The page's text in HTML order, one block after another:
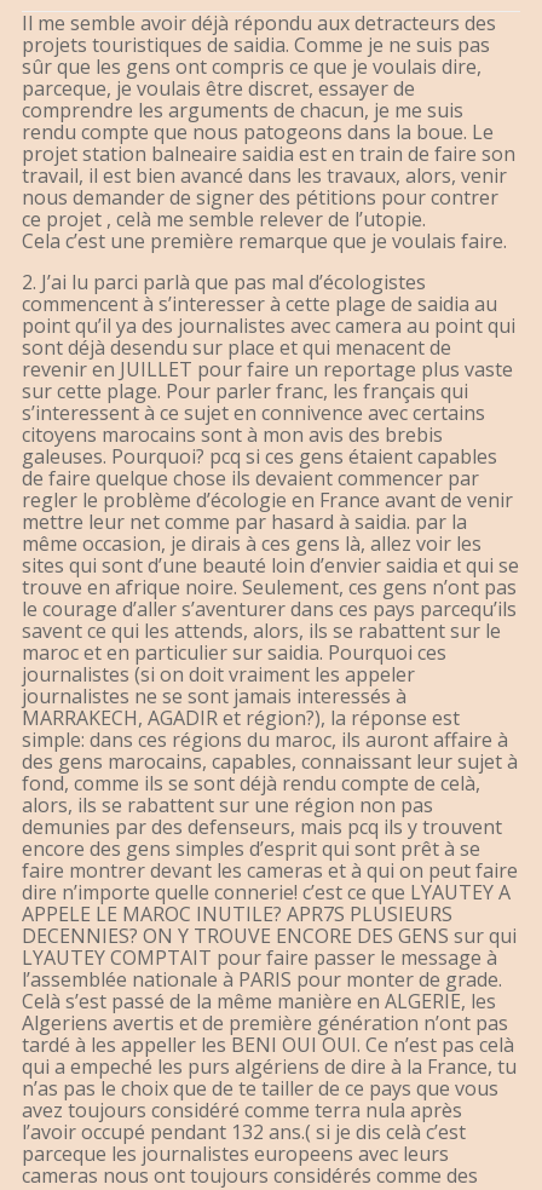
Il me semble avoir déjà répondu aux detracteurs des
projets touristiques de saidia. Comme je ne suis pas
sûr que les gens ont compris ce que je voulais dire,
parceque, je voulais être discret, essayer de
comprendre les arguments de chacun, je me suis
rendu compte que nous patogeons dans la boue. Le
projet station balneaire saidia est en train de faire son
travail, il est bien avancé dans les travaux, alors, venir
nous demander de signer des pétitions pour contrer
ce projet , celà me semble relever de l’utopie.
Cela c’est une première remarque que je voulais faire.
2. J’ai lu parci parlà que pas mal d’écologistes
commencent à s’interesser à cette plage de saidia au
point qu’il ya des journalistes avec camera au point qui
sont déjà desendu sur place et qui menacent de
revenir en JUILLET pour faire un reportage plus vaste
sur cette plage. Pour parler franc, les français qui
s’interessent à ce sujet en connivence avec certains
citoyens marocains sont à mon avis des brebis
galeuses. Pourquoi? pcq si ces gens étaient capables
de faire quelque chose ils devaient commencer par
regler le problème d’écologie en France avant de venir
mettre leur net comme par hasard à saidia. par la
même occasion, je dirais à ces gens là, allez voir les
sites qui sont d’une beauté loin d’envier saidia et qui se
trouve en afrique noire. Seulement, ces gens n’ont pas
le courage d’aller s’aventurer dans ces pays parcequ’ils
savent ce qui les attends, alors, ils se rabattent sur le
maroc et en particulier sur saidia. Pourquoi ces
journalistes (si on doit vraiment les appeler
journalistes ne se sont jamais interessés à
MARRAKECH, AGADIR et région?), la réponse est
simple: dans ces régions du maroc, ils auront affaire à
des gens marocains, capables, connaissant leur sujet à
fond, comme ils se sont déjà rendu compte de celà,
alors, ils se rabattent sur une région non pas
demunies par des defenseurs, mais pcq ils y trouvent
encore des gens simples d’esprit qui sont prêt à se
faire montrer devant les cameras et à qui on peut faire
dire n’importe quelle connerie! c’est ce que LYAUTEY A
APPELE LE MAROC INUTILE? APR7S PLUSIEURS
DECENNIES? ON Y TROUVE ENCORE DES GENS sur qui
LYAUTEY COMPTAIT pour faire passer le message à
l’assemblée nationale à PARIS pour monter de grade.
Celà s’est passé de la même manière en ALGERIE, les
Algeriens avertis et de première génération n’ont pas
tardé à les appeller les BENI OUI OUI. Ce n’est pas celà
qui a empeché les purs algériens de dire à la France, tu
n’as pas le choix que de te tailler de ce pays que vous
avez toujours considéré comme terra nula après
l’avoir occupé pendant 132 ans.( si je dis celà c’est
parceque les journalistes europeens avec leurs
cameras nous ont toujours considérés comme des